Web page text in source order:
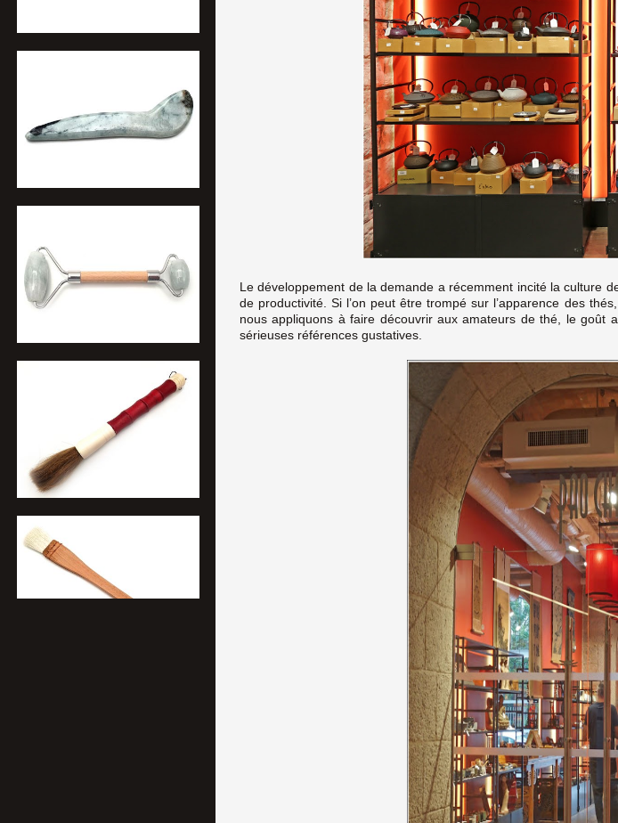
Le développement de la demande a récemment incité la culture
de productivité. Si l’on peut être trompé sur l’apparence des
nous appliquons à faire découvrir aux amateurs de thé, le goût
sérieuses références gustatives.